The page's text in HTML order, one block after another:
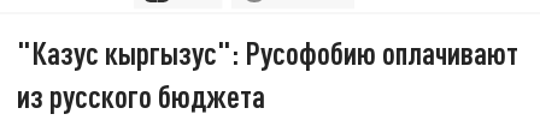
"Казус кыргызус": Русофобию оплачивают
из русского бюджета